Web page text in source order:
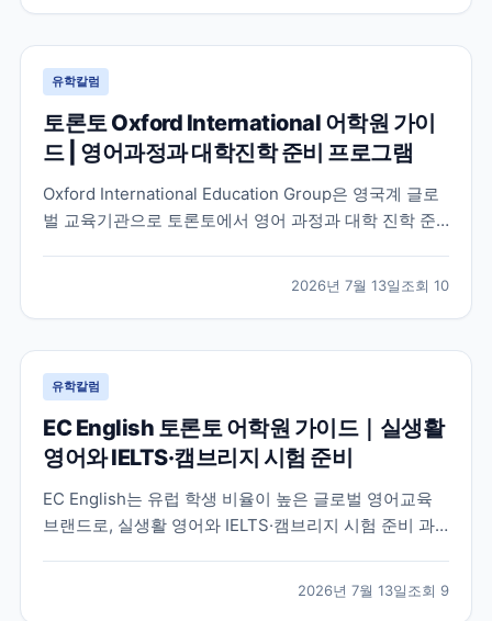
유학칼럼
토론토 Oxford International 어학원 가이
드 | 영어과정과 대학진학 준비 프로그램
Oxford International Education Group은 영국계 글로
벌 교육기관으로 토론토에서 영어 과정과 대학 진학 준
2026년 7월 13일조회 10
유학칼럼
EC English 토론토 어학원 가이드｜실생활
영어와 IELTS·캠브리지 시험 준비
EC English는 유럽 학생 비율이 높은 글로벌 영어교육
브랜드로, 실생활 영어와 IELTS·캠브리지 시험 준비 과
2026년 7월 13일조회 9